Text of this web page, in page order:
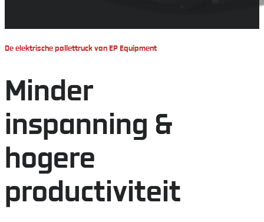
De elektrische pallettruck van EP Equipment
Minder
inspanning &
hogere
productiviteit